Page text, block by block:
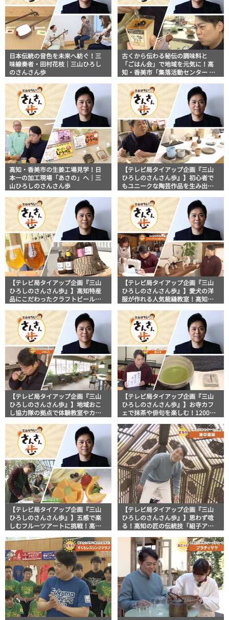
日本伝統の音色を未来へ紡ぐ！三
味線奏者・田村花枝｜三山ひろし
のさんさん歩
古くから伝わる秘伝の調味料と
「ごはん会」で地域を元気に！高
知・香美市「集落活動センター ひ
高知・香美市の生姜工場見学！日
本一の加工現場「あさの」へ｜三
山ひろしのさんさん歩
【テレビ局タイアップ企画『三山
ひろしのさんさん歩』】初心者で
もユニークな陶芸作品を生み出せ
の塾 風の窯」
【テレビ局タイアップ企画『三山
ひろしのさんさん歩』】高知特産
品にこだわったクラフトビールの
パーニュブルワリー」
【テレビ局タイアップ企画『三山
ひろしのさんさん歩』】愛犬の洋
服が作れる人気裁縫教室！高知県
NUINUI」
【テレビ局タイアップ企画『三山
ひろしのさんさん歩』】地域おこ
し協力隊の拠点で体験教室やカフ
【テレビ局タイアップ企画『三山
ひろしのさんさん歩』】お寺カフ
ェで抹茶や俳句を楽しむ！1200年
分寺」
【テレビ局タイアップ企画『三山
ひろしのさんさん歩』】五感で楽
しむフルーツアートに挑戦！高知
【テレビ局タイアップ企画『三山
ひろしのさんさん歩』】思わず唸
る！高知の匠の伝統技「組子アー